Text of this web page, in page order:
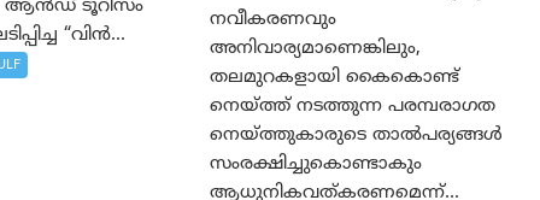
ആൻഡ് ടൂറിസം
“വിൻ...
നവീകരണവും
അനിവാര്യമാണെങ്കിലും,
തലമുറകളായി കൈകൊണ്ട്
നെയ്ത്ത് നടത്തുന്ന പരമ്പരാഗത
നെയ്ത്തുകാരുടെ താൽപര്യങ്ങൾ
സംരക്ഷിച്ചുകൊണ്ടാകും
ആധുനികവത്കരണമെന്ന്...